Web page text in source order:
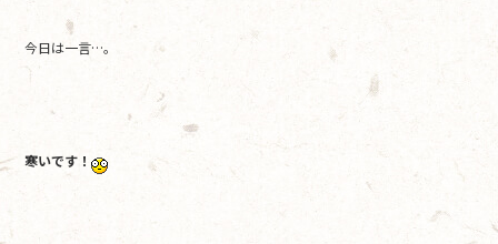
b
o
今日は一言…。
寒いです！